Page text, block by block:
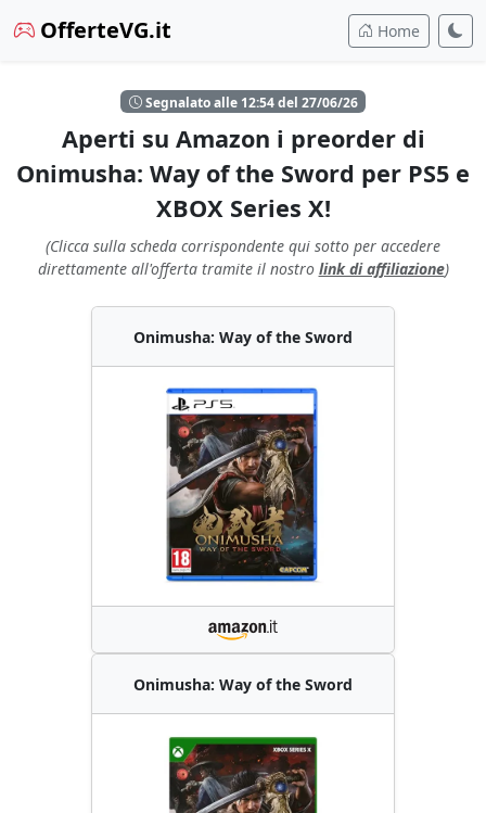
OfferteVG.it Home
Segnalato alle 12:54 del 27/06/26
Aperti su Amazon i preorder di
Onimusha: Way of the Sword per PS5 e
XBOX Series X!
(Clicca sulla scheda corrispondente qui sotto per accedere
direttamente all'offerta tramite il nostro link di affiliazione)
Onimusha: Way of the Sword
Onimusha: Way of the Sword